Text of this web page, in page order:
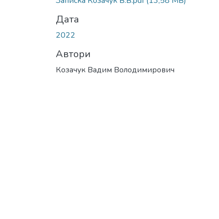
Дата
2022
Автори
Козачук Вадим Володимирович